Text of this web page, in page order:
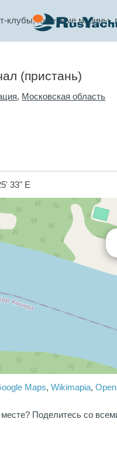
клубы, яхтенные марины,
(пристань)
, Московская область
33" E
Maps,Wikimapia,
Поделитесь со